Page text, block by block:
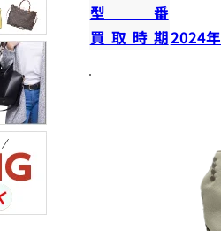
型番
買取時期2024